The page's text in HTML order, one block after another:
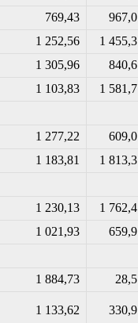
769,43 967,0
1 252,56 1 455,3
1 305,96 840,6
1 103,83 1 581,7
1 277,22 609,0
1 183,81 1 813,3
1 230,13 1 762,4
1 021,93 659,9
1 884,73 28,5
1 133,62 330,9